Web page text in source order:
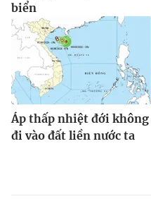
biển
Áp thấp nhiệt đới không
đi vào đất liền nước ta